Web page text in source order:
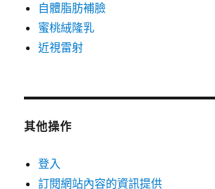
自體脂肪補臉
蜜桃絨隆乳
近視雷射
其他操作
登入
訂閱網站內容的資訊提供